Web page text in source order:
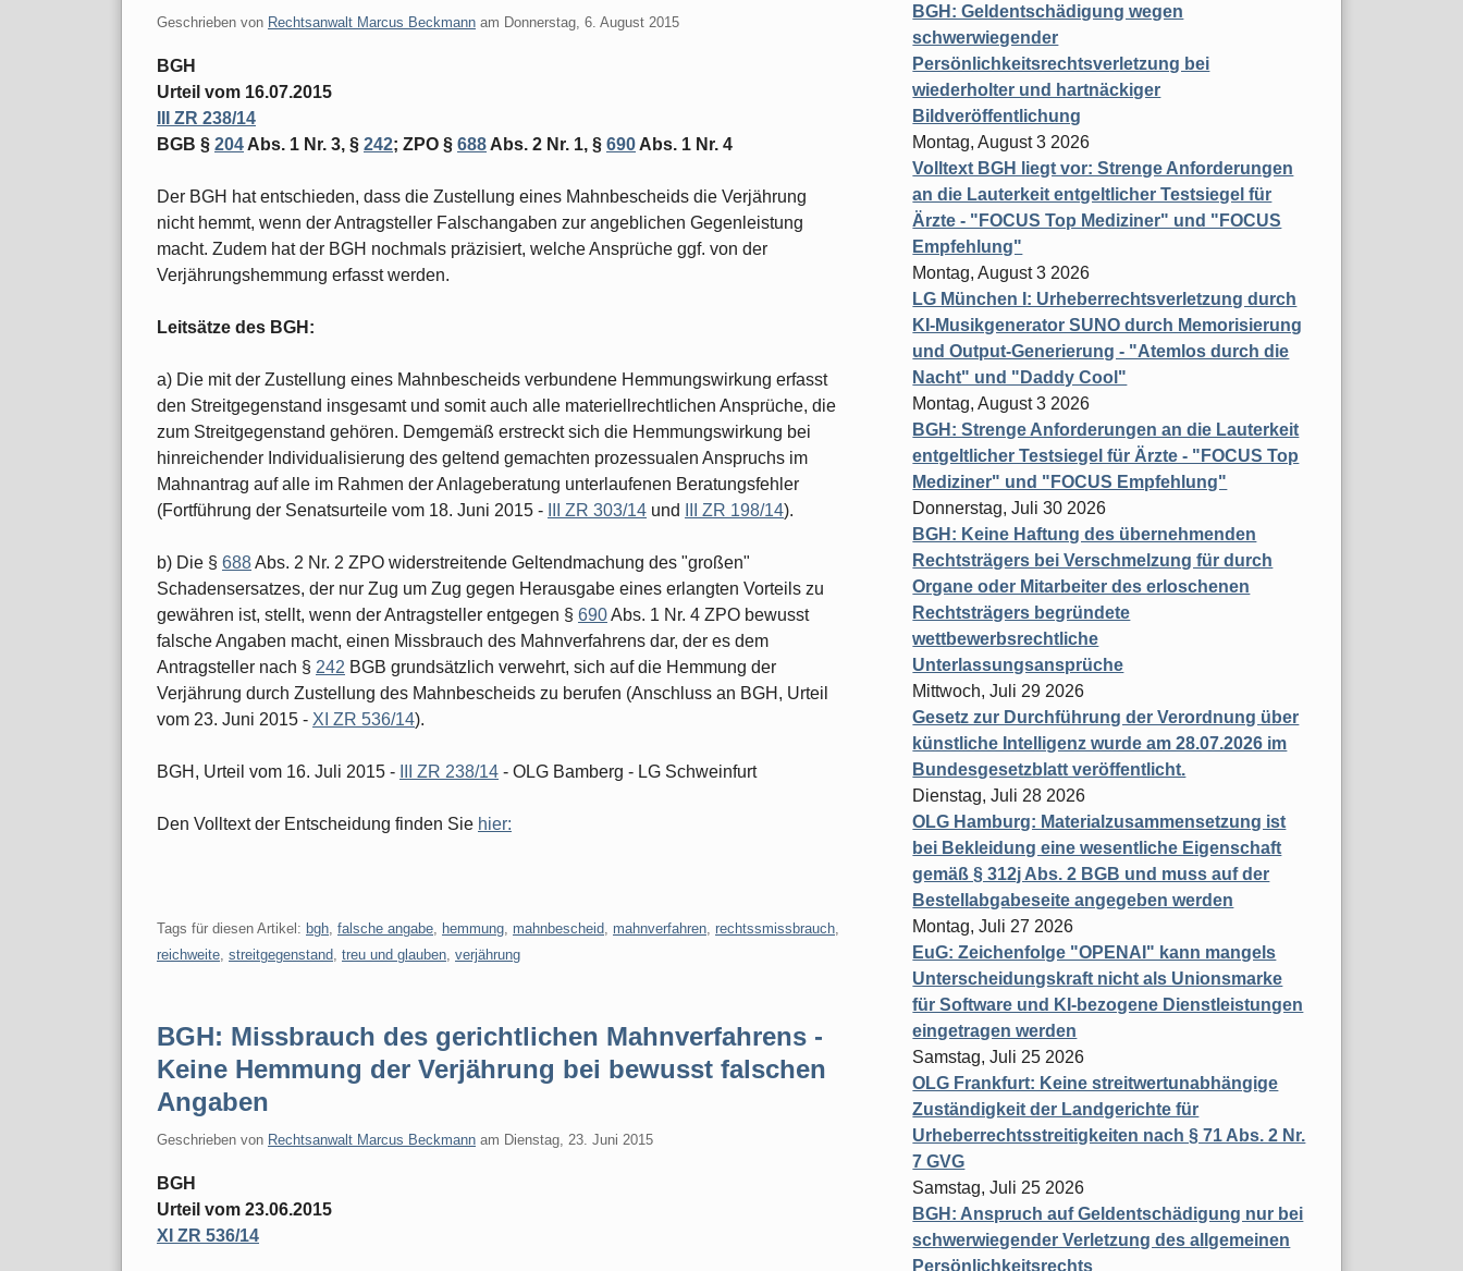
Geschrieben von Rechtsanwalt Marcus Beckmann am Donnerstag, 6. August 2015
BGH
Urteil vom 16.07.2015
III ZR 238/14
BGB § 204 Abs. 1 Nr. 3, § 242; ZPO § 688 Abs. 2 Nr. 1, § 690 Abs. 1 Nr. 4
Der BGH hat entschieden, dass die Zustellung eines Mahnbescheids die Verjährung
nicht hemmt, wenn der Antragsteller Falschangaben zur angeblichen Gegenleistung
macht. Zudem hat der BGH nochmals präzisiert, welche Ansprüche ggf. von der
Verjährungshemmung erfasst werden.
Leitsätze des BGH:
a) Die mit der Zustellung eines Mahnbescheids verbundene Hemmungswirkung erfasst
den Streitgegenstand insgesamt und somit auch alle materiellrechtlichen Ansprüche, die
zum Streitgegenstand gehören. Demgemäß erstreckt sich die Hemmungswirkung bei
hinreichender Individualisierung des geltend gemachten prozessualen Anspruchs im
Mahnantrag auf alle im Rahmen der Anlageberatung unterlaufenen Beratungsfehler
(Fortführung der Senatsurteile vom 18. Juni 2015 -
III ZR 303/14 und III ZR 198/14).
b) Die § 688Abs. 2 Nr. 2 ZPO widerstreitende Geltendmachung des "großen"
Schadensersatzes, der nur Zug um Zug gegen Herausgabe eines erlangten Vorteils zu
gewähren ist, stellt, wenn der Antragsteller entgegen § 690Abs. 1 Nr. 4 ZPO bewusst
falsche Angaben macht, einen Missbrauch des Mahnverfahrens dar, der es dem
Antragsteller nach § 242 BGB grundsätzlich verwehrt, sich auf die Hemmung der
Verjährung durch Zustellung des Mahnbescheids zu berufen (Anschluss an BGH, Urteil
vom 23. Juni 2015 - XI ZR 536/14).
BGH, Urteil vom 16. Juli 2015 - III ZR 238/14 - OLG Bamberg - LG Schweinfurt
Den Volltext der Entscheidung finden Sie hier:
Tags für diesen Artikel: bgh falsche angabe hemmung mahnbescheid mahnverfahren rechtssmissbrauch
reichweite streitgegenstand treu und glauben verjährung
BGH: Missbrauch des gerichtlichen Mahnverfahrens -
Keine Hemmung der Verjährung bei bewusst falschen
Angaben
Geschrieben von Rechtsanwalt Marcus Beckmann am Dienstag, 23. Juni 2015
BGH
Urteil vom 23.06.2015
XI ZR 536/14
BGH: Geldentschädigung wegen
schwerwiegender
Persönlichkeitsrechtsverletzung bei
wiederholter und hartnäckiger
Bildveröffentlichung
Montag, August 3 2026
Volltext BGH liegt vor: Strenge Anforderungen
an die Lauterkeit entgeltlicher Testsiegel für
Ärzte - "FOCUS Top Mediziner" und "FOCUS
Empfehlung"
Montag, August 3 2026
LG München I: Urheberrechtsverletzung durch
KI-Musikgenerator SUNO durch Memorisierung
und Output-Generierung - "Atemlos durch die
Nacht" und "Daddy Cool"
Montag, August 3 2026
BGH: Strenge Anforderungen an die Lauterkeit
entgeltlicher Testsiegel für Ärzte - "FOCUS Top
Mediziner" und "FOCUS Empfehlung"
Donnerstag, Juli 30 2026
BGH: Keine Haftung des übernehmenden
Rechtsträgers bei Verschmelzung für durch
Organe oder Mitarbeiter des erloschenen
Rechtsträgers begründete
wettbewerbsrechtliche
Unterlassungsansprüche
Mittwoch, Juli 29 2026
Gesetz zur Durchführung der Verordnung über
künstliche Intelligenz wurde am 28.07.2026 im
Bundesgesetzblatt veröffentlicht.
Dienstag, Juli 28 2026
OLG Hamburg: Materialzusammensetzung ist
bei Bekleidung eine wesentliche Eigenschaft
gemäß § 312j Abs. 2 BGB und muss auf der
Bestellabgabeseite angegeben werden
Montag, Juli 27 2026
EuG: Zeichenfolge "OPENAI" kann mangels
Unterscheidungskraft nicht als Unionsmarke
für Software und KI-bezogene Dienstleistungen
eingetragen werden
Samstag, Juli 25 2026
OLG Frankfurt: Keine streitwertunabhängige
Zuständigkeit der Landgerichte für
Urheberrechtsstreitigkeiten nach § 71 Abs. 2 Nr.
7 GVG
Samstag, Juli 25 2026
BGH: Anspruch auf Geldentschädigung nur bei
schwerwiegender Verletzung des allgemeinen
Persönlichkeitsrechts